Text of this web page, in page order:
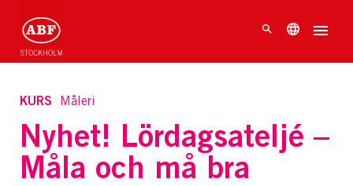
KURS Måleri
Nyhet! Lördagsateljé –
Måla och må bra